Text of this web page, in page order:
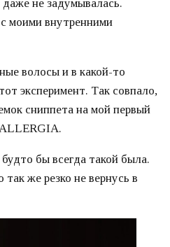
даже не задумывалась.
моими внутренними
волосы и в какой-то
эксперимент. Так совпало,
сниппета на мой первый
бы всегда такой была.
же резко не вернусь в